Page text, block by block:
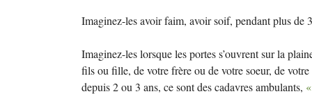
Imaginez-les avoir faim, avoir soif, pendant plus de
Imaginez-les lorsque les portes s’ouvrent sur la
fils ou fille, de votre frère ou de votre soeur, de
depuis 2 ou 3 ans, ce sont des cadavres ambulants, «